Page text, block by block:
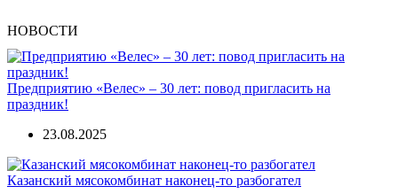
НОВОСТИ
Предприятию «Велес» – 30 лет: повод пригласить на
праздник!
23.08.2025
Казанский мясокомбинат наконец-то разбогател